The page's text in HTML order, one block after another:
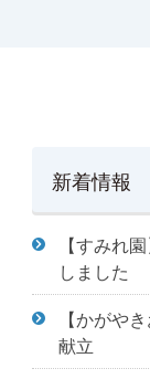
新着情報
【すみれ
しました
【かがや
献立